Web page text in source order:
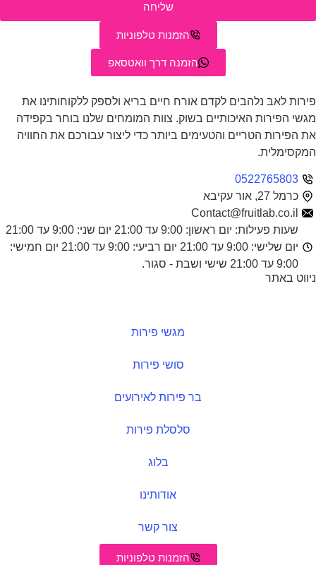
שליחה
הזמנות טלפוניות
הזמנה דרך וואטסאפ
לאבּ נלהבים לקדם אורח חיים בריא ולספק ללקוחותינו את
הפירות האיכותיים בשוק. צוות המומחים שלנו בוחר בקפידה
הפירות הטריים והטעימים ביותר כדי ליצור עבורכם את החוויה
0522765803
כרמל 27, אור עקיבא
Contact@fruitlab.co.il
שעות פעילות: יום ראשון: 9:00 עד 21:00 יום שני: 9:00 עד 21:00
יום שלישי: 9:00 עד 21:00 יום רביעי: 9:00 עד 21:00 יום חמישי:
9:00 עד 21:00 שישי ושבת - סגור.
באתר
מגשי פירות
סושי פירות
בר פירות לאירועים
סלסלת פירות
בלוג
אודותינו
צור קשר
הזמנות טלפוניות